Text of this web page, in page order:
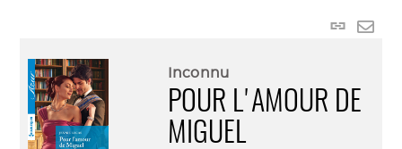
Lien
Inconnu
POUR L'AMOUR DE
MIGUEL